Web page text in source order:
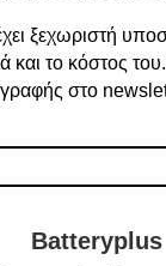
ξεχωριστή
και το κόστος
στο
Batteryplus